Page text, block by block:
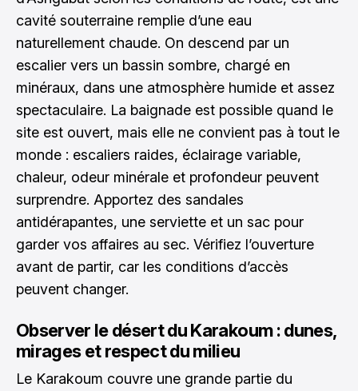
cavité souterraine remplie d’une eau
naturellement chaude. On descend par un
escalier vers un bassin sombre, chargé en
minéraux, dans une atmosphère humide et assez
spectaculaire. La baignade est possible quand le
site est ouvert, mais elle ne convient pas à tout le
monde : escaliers raides, éclairage variable,
chaleur, odeur minérale et profondeur peuvent
surprendre. Apportez des sandales
antidérapantes, une serviette et un sac pour
garder vos affaires au sec. Vérifiez l’ouverture
avant de partir, car les conditions d’accès
peuvent changer.
Observer le désert du Karakoum : dunes,
mirages et respect du milieu
Le Karakoum couvre une grande partie du